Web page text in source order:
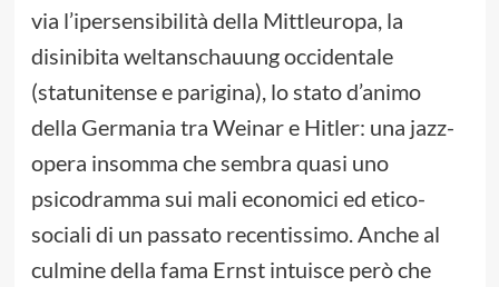
via l’ipersensibilità della Mittleuropa, la
disinibita weltanschauung occidentale
(statunitense e parigina), lo stato d’animo
della Germania tra Weinar e Hitler: una jazz-
opera insomma che sembra quasi uno
psicodramma sui mali economici ed etico-
sociali di un passato recentissimo. Anche al
culmine della fama Ernst intuisce però che